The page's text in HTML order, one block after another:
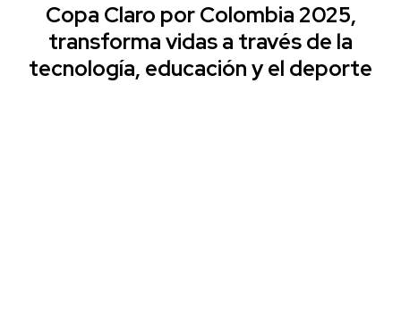
Copa Claro por Colombia 2025,
transforma vidas a través de la
tecnología, educación y el deporte